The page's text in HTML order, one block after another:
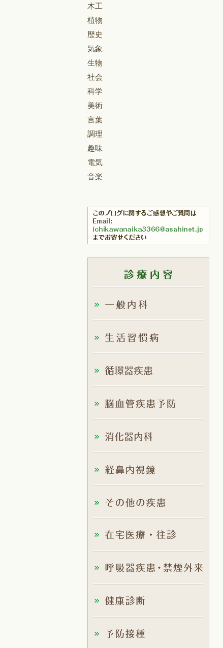
木工
植物
歴史
気象
生物
社会
科学
美術
言葉
調理
趣味
電気
音楽